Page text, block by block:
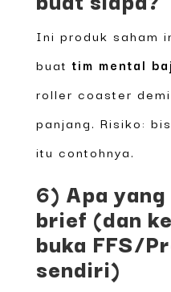
Ini produk saham
buattim mental
roller coaster
panjang. Risiko:
itu contohnya.
6) Apa
brief (dan
buka FFS/
sendiri)